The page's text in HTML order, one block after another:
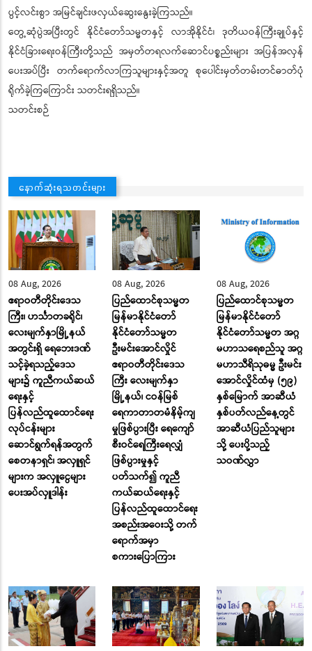
ပွင့်လင်းစွာ အမြင်ချင်းဖလှယ်ဆွေးနွေးခဲ့ကြသည်။
တွေ့ဆုံပွဲအပြီးတွင် နိုင်ငံတော်သမ္မတနှင့် လာအိုနိုင်ငံ၊ ဒုတိယဝန်ကြီးချုပ်နှင့်
နိုင်ငံခြားရေးဝန်ကြီးတို့သည် အမှတ်တရလက်ဆောင်ပစ္စည်းများ အပြန်အလှန်
ပေးအပ်ပြီး တက်ရောက်လာကြသူများနှင့်အတူ စုပေါင်းမှတ်တမ်းတင်ဓာတ်ပုံ
ရိုက်ခဲ့ကြကြောင်း သတင်းရရှိသည်။
သတင်းစဉ်
နောက်ဆုံးရသတင်းများ
08 Aug, 2026
ဧရာဝတီတိုင်းဒေသ
ကြီး၊ ဟင်္သာတခရိုင်၊
လေးမျက်နှာမြို့နယ်
အတွင်းရှိ ရေဘေးဒဏ်
သင့်ခဲ့ရသည့်ဒေသ
များ၌ ကူညီကယ်ဆယ်
ရေးနှင့်
ပြန်လည်ထူထောင်ရေး
လုပ်ငန်းများ
ဆောင်ရွက်ရန်အတွက်
စေတနာရှင်၊ အလှူရှင်
များက အလှူငွေများ
ပေးအပ်လှူဒါန်း
08 Aug, 2026
ပြည်ထောင်စုသမ္မတ
မြန်မာနိုင်ငံတော်
နိုင်ငံတော်သမ္မတ
ဦးမင်းအောင်လှိုင်
ဧရာဝတီတိုင်းဒေသ
ကြီး လေးမျက်နှာ
မြို့နယ်၊ ငဝန်မြစ်
ရေကာတာတမံနိမ့်ကျ
မှုဖြစ်ပွားပြီး ရေကျော်
စီးဝင်ရေကြီးရေလျှံ
ဖြစ်ပွားမှုနှင့်
ပတ်သက်၍ ကူညီ
ကယ်ဆယ်ရေးနှင့်
ပြန်လည်ထူထောင်ရေး
အစည်းအဝေးသို့ တက်
ရောက်အမှာ
စကားပြောကြား
08 Aug, 2026
ပြည်ထောင်စုသမ္မတ
မြန်မာနိုင်ငံတော်
နိုင်ငံတော်သမ္မတ အဂ္ဂ
မဟာသရေစည်သူ အဂ္ဂ
မဟာသီရိသုဓမ္မ ဦးမင်း
အောင်လှိုင်ထံမှ (၅၉)
နှစ်မြောက် အာဆီယံ
နှစ်ပတ်လည်နေ့တွင်
အာဆီယံပြည်သူများ
သို့ ပေးပို့သည့်
သဝဏ်လွှာ